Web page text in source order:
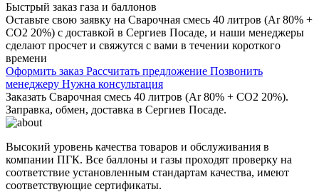
Быстрый заказ газа и баллонов
Оставьте свою заявку на Сварочная смесь 40 литров (Ar 80% +
CO2 20%) с доставкой в Сергиев Посаде, и наши менеджеры
сделают просчет и свяжутся с вами в течении короткого
времени
Оформить заказ Рассчитать предложение Позвонить
менеджеру Нужна консультация
Заказать Сварочная смесь 40 литров (Ar 80% + CO2 20%).
Заправка, обмен, доставка в Сергиев Посаде.
Высокий уровень качества товаров и обслуживания в
компании ПГК. Все баллоны и газы проходят проверку на
соответствие установленным стандартам качества, имеют
соответствующие сертификаты.